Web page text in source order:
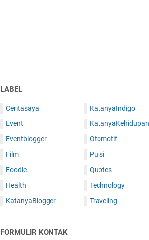
LABEL
Ceritasaya
Event
Eventblogger
Film
Foodie
Health
KatanyaBlogger
KatanyaIndigo
KatanyaKehidupan
Otomotif
Puisi
Quotes
Technology
Traveling
FORMULIR KONTAK